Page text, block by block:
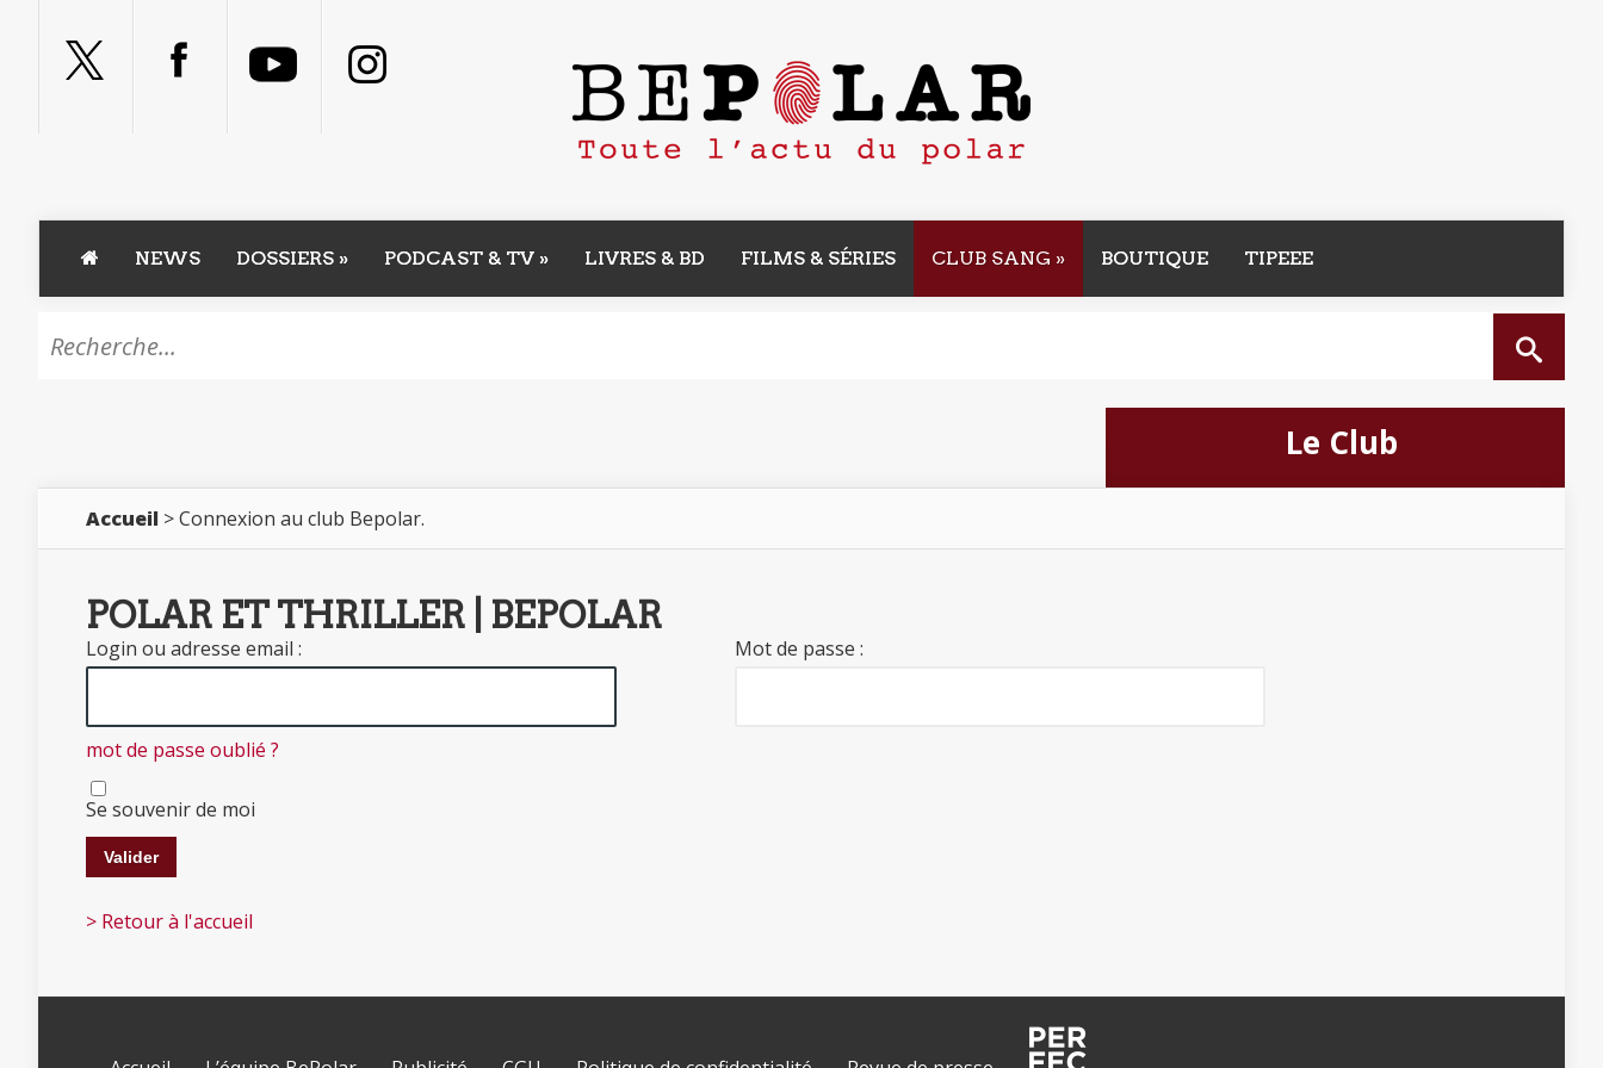
NEWS DOSSIERS » PODCAST & TV » LIVRES & BD FILMS & SÉRIES CLUB SANG » BOUTIQUE TIPEEE
Le Club
Accueil > Connexion au club Bepolar.
POLAR ET THRILLER | BEPOLAR
Login ou adresse email : Mot de passe :
mot de passe oublié ?
Se souvenir de moi
> Retour à l'accueil